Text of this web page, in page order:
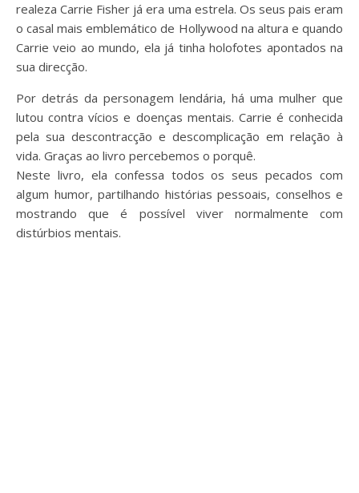
realeza Carrie Fisher já era uma estrela. Os seus pais eram
o casal mais emblemático de Hollywood na altura e quando
Carrie veio ao mundo, ela já tinha holofotes apontados na
sua direcção.
Por detrás da personagem lendária, há uma mulher que
lutou contra vícios e doenças mentais. Carrie é conhecida
pela sua descontracção e descomplicação em relação à
vida. Graças ao livro percebemos o porquê.
Neste livro, ela confessa todos os seus pecados com
algum humor, partilhando histórias pessoais, conselhos e
mostrando que é possível viver normalmente com
distúrbios mentais.